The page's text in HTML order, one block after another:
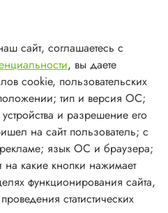
МегаМебель)
Победа)
сайт, соглашаетесь с
, вы даете
cookie, пользовательских
тип и версия ОС;
и разрешение его
на сайт пользователь; с
язык ОС и браузера;
на какие кнопки нажимает
функционирования сайта,
статистических